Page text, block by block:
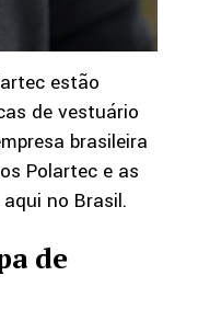
estão
de vestuário
brasileira
Polartec e as
no Brasil.
de